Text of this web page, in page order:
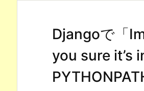
Djangoで「
you sure it’s